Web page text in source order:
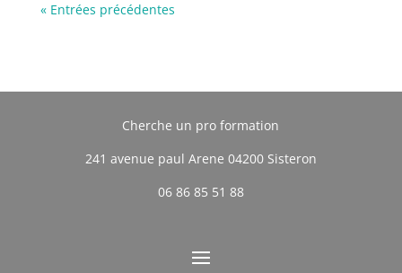
« Entrées précédentes
Cherche un pro formation
241 avenue paul Arene 04200 Sisteron
06 86 85 51 88